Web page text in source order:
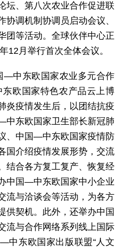
坛、第八次农业合作促进联
协调机制协调员启动会议、
团等活动。全球伙伴中心正
12月举行首次全体会议。
—中东欧国家农业多元合作
欧国家特色农产品云上博
炎疫情发生后，以团结抗疫
中东欧国家卫生部长新冠肺
、中国—中东欧国家疫情防
国介绍疫情发展形势，交流
结合各方复工复产、恢复经
中国—中东欧国家中小企业
流与洽谈会等活动，为各方
供契机。此外，还举办中国
流与合作网络系列线上国际
中东欧国家出版联盟“人文